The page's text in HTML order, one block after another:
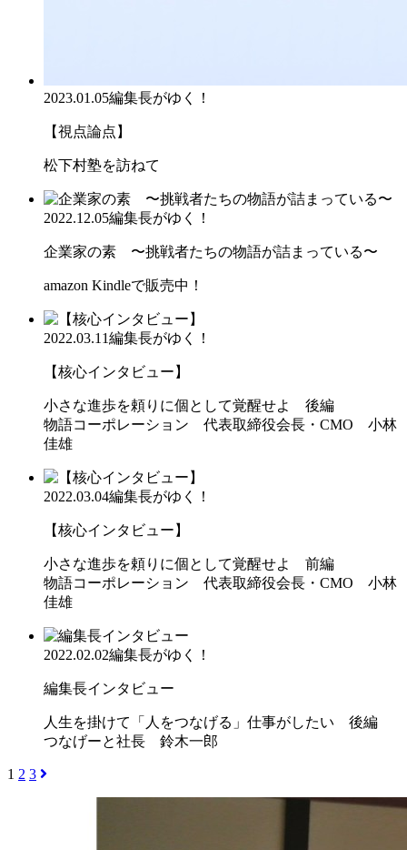
2023.01.05編集長がゆく！
【視点論点】
松下村塾を訪ねて
2022.12.05編集長がゆく！
企業家の素 〜挑戦者たちの物語が詰まっている〜
amazon Kindleで販売中！
2022.03.11編集長がゆく！
【核心インタビュー】
小さな進歩を頼りに個として覚醒せよ 後編
物語コーポレーション 代表取締役会長・CMO 小林
佳雄
2022.03.04編集長がゆく！
【核心インタビュー】
小さな進歩を頼りに個として覚醒せよ 前編
物語コーポレーション 代表取締役会長・CMO 小林
佳雄
2022.02.02編集長がゆく！
編集長インタビュー
人生を掛けて「人をつなげる」仕事がしたい 後編
つなげーと社長 鈴木一郎
1 2 3